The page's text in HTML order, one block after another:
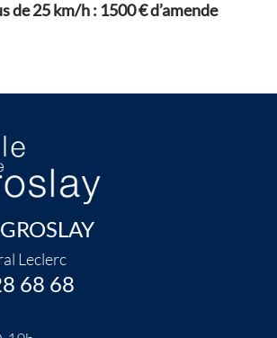
de 25 km/h : 1500 € d’amende
Leclerc
68 68